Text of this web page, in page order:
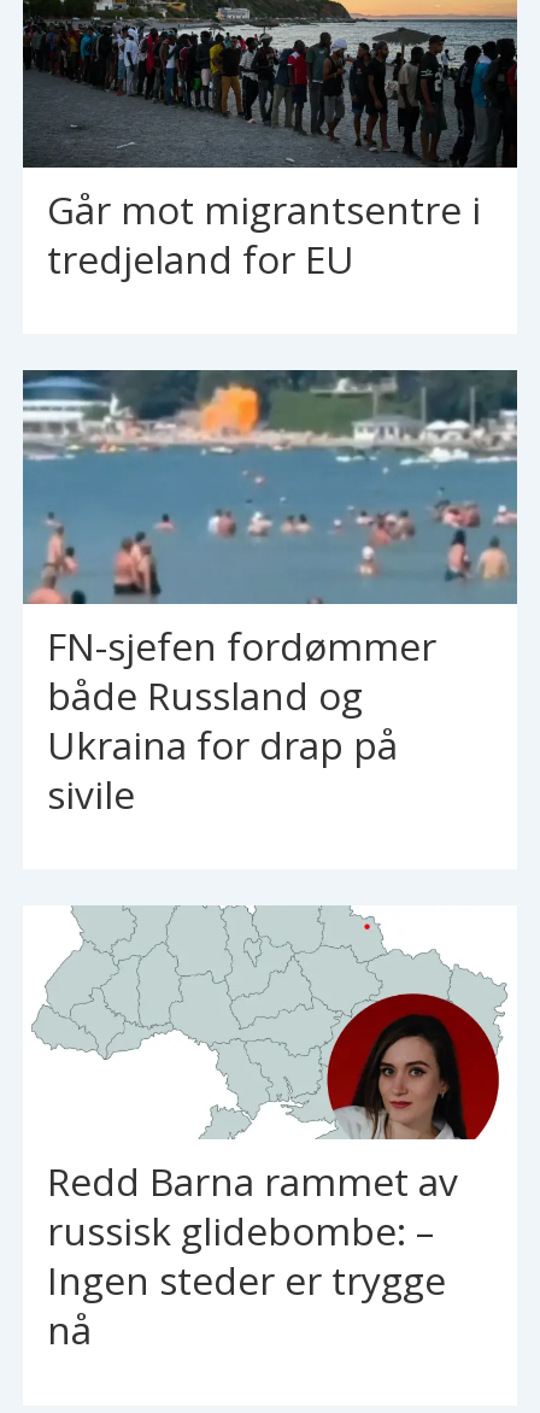
Går mot migrantsentre i
tredjeland for EU
FN-sjefen fordømmer
både Russland og
Ukraina for drap på
sivile
Redd Barna rammet av
russisk glidebombe: –
Ingen steder er trygge
nå